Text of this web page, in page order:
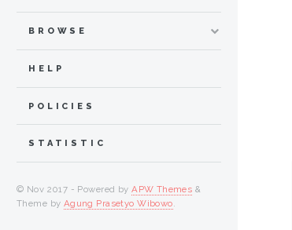
BROWSE
HELP
POLICIES
STATISTIC
© Nov 2017 - Powered byAPW Themes &
Theme by Agung Prasetyo Wibowo.